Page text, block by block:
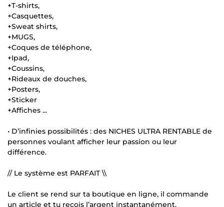
+T-shirts,
+Casquettes,
+Sweat shirts,
+MUGS,
+Coques de téléphone,
+Ipad,
+Coussins,
+Rideaux de douches,
+Posters,
+Sticker
+Affiches ...
• D’infinies possibilités : des NICHES ULTRA RENTABLE de
personnes voulant afficher leur passion ou leur
différence.
// Le système est PARFAIT \\
Le client se rend sur ta boutique en ligne, il commande
un article et tu reçois l’argent instantanément.